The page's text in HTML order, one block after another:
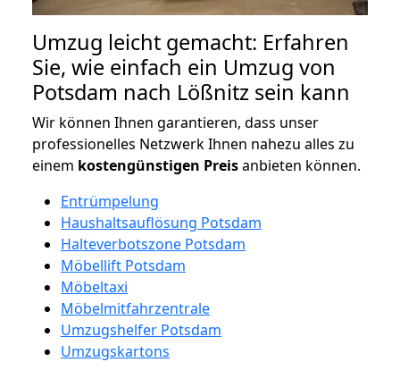
Umzug leicht gemacht: Erfahren
Sie, wie einfach ein Umzug von
Potsdam nach Lößnitz sein kann
Wir können Ihnen garantieren, dass unser
professionelles Netzwerk Ihnen nahezu alles zu
einem kostengünstigen Preisanbieten können.
Entrümpelung
Haushaltsauflösung Potsdam
Halteverbotszone Potsdam
Möbellift Potsdam
Möbeltaxi
Möbelmitfahrzentrale
Umzugshelfer Potsdam
Umzugskartons